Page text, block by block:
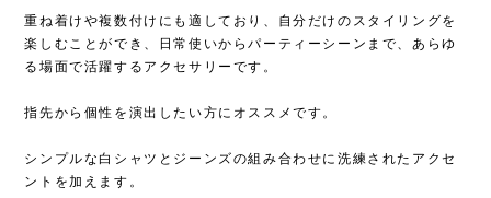
重ね着けや複数付けにも適しており、自分だけのスタイリングを
楽しむことができ、日常使いからパーティーシーンまで、あらゆ
る場面で活躍するアクセサリーです。
指先から個性を演出したい方にオススメです。
シンプルな白シャツとジーンズの組み合わせに洗練されたアクセ
ントを加えます。